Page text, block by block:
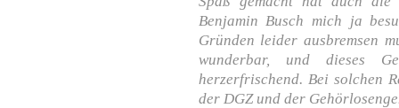
Benjamin Busch mich ja
Gründen leider ausbremsen
wunderbar, und dieses
herzerfrischend. Bei solchen
der DGZ und der